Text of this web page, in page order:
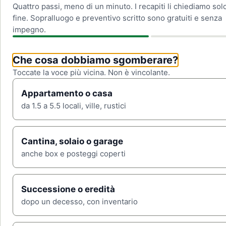
Quattro passi, meno di un minuto. I recapiti li chiediamo
fine. Sopralluogo e preventivo scritto sono gratuiti e senza
impegno.
Che cosa dobbiamo sgomberare?
Toccate la voce più vicina. Non è vincolante.
Appartamento o casa
da 1.5 a 5.5 locali, ville, rustici
Cantina, solaio o garage
anche box e posteggi coperti
Successione o eredità
dopo un decesso, con inventario